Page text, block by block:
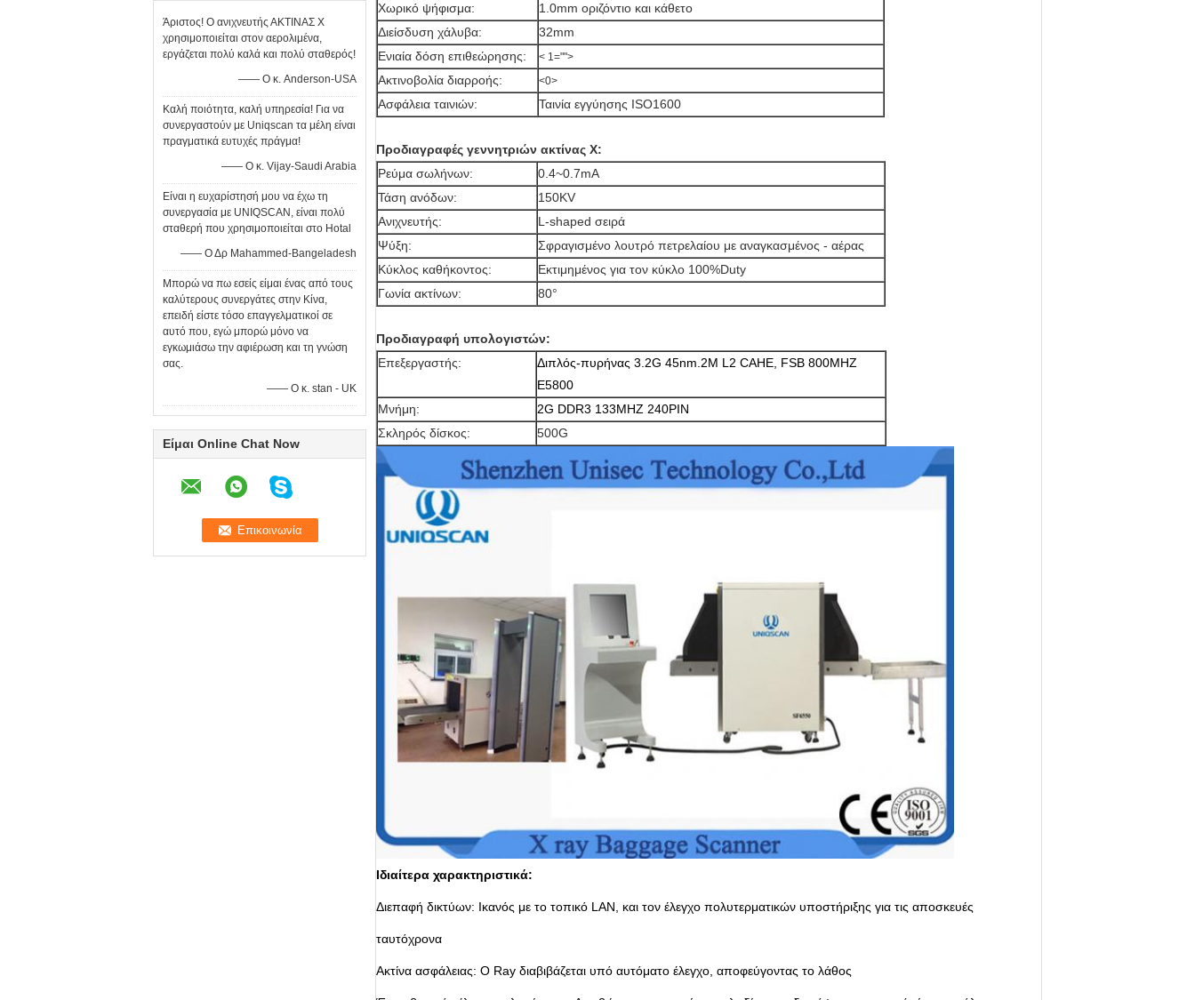
Άριστος! Ο ανιχνευτής ΑΚΤΙΝΑΣ X
χρησιμοποιείται στον αερολιμένα,
εργάζεται πολύ καλά και πολύ σταθερός!
—— Ο κ. Anderson-USA
Καλή ποιότητα, καλή υπηρεσία! Για να
συνεργαστούν με Uniqscan τα μέλη είναι
πραγματικά ευτυχές πράγμα!
—— Ο κ. Vijay-Saudi Arabia
Είναι η ευχαρίστησή μου να έχω τη
συνεργασία με UNIQSCAN, είναι πολύ
σταθερή που χρησιμοποιείται στο Hotal
—— Ο Δρ Mahammed-Bangeladesh
Μπορώ να πω εσείς είμαι ένας από τους
καλύτερους συνεργάτες στην Κίνα,
επειδή είστε τόσο επαγγελματικοί σε
αυτό που, εγώ μπορώ μόνο να
εγκωμιάσω την αφιέρωση και τη γνώση
σας.
—— Ο κ. stan - UK
Είμαι Online Chat Now
Χωρικό ψήφισμα:
1.0mm οριζόντιο και κάθετο
Διείσδυση χάλυβα:
32mm
Ενιαία δόση επιθεώρησης:
< 1="">
Ακτινοβολία διαρροής: <0>
Ασφάλεια ταινιών: Ταινία εγγύησης ISO1600
Προδιαγραφές γεννητριών ακτίνας X:
Ρεύμα σωλήνων:
0.4~0.7mA
Τάση ανόδων:
150KV
Ανιχνευτής:
L-shaped σειρά
Ψύξη:
Σφραγισμένο λουτρό πετρελαίου με αναγκασμένος - αέρας
Κύκλος καθήκοντος:
Εκτιμημένος για τον κύκλο 100%Duty
Γωνία ακτίνων:
80°
Προδιαγραφή υπολογιστών:
Επεξεργαστής:
Διπλός-πυρήνας 3.2G 45nm.2M L2 CAHE, FSB 800MHZ
E5800
Μνήμη:
2G DDR3 133MHZ 240PIN
Σκληρός δίσκος:
500G
Ιδιαίτερα χαρακτηριστικά:
Διεπαφή δικτύων: Ικανός με το τοπικό LAN, και τον έλεγχο πολυτερματικών υποστήριξης για τις αποσκευές
ταυτόχρονα
Ακτίνα ασφάλειας: Ο Ray διαβιβάζεται υπό αυτόματο έλεγχο, αποφεύγοντας το λάθος